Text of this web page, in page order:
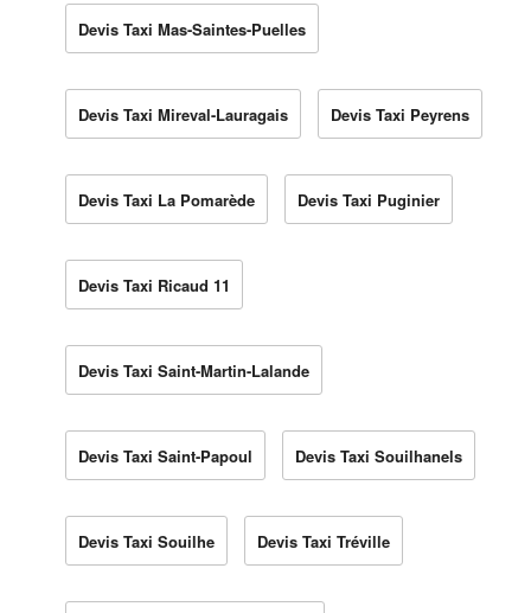
Devis Taxi Mas-Saintes-Puelles
Devis Taxi Mireval-Lauragais Devis Taxi Peyrens
Devis Taxi La Pomarède Devis Taxi Puginier
Devis Taxi Ricaud 11
Devis Taxi Saint-Martin-Lalande
Devis Taxi Saint-Papoul Devis Taxi Souilhanels
Devis Taxi Souilhe Devis Taxi Tréville